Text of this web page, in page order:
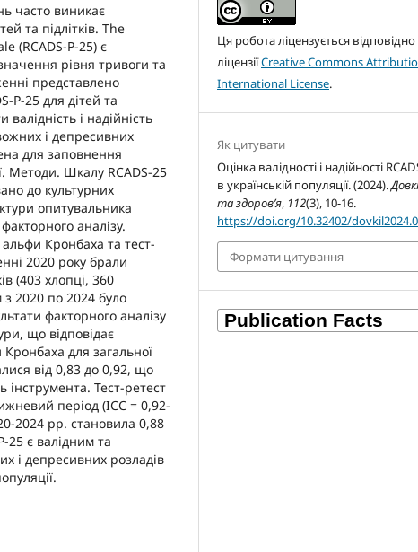
часто виникає
та підлітків. The
(RCADS-P-25) є
рівня тривоги та
представлено
P-25 для дітей та
валідність і надійність
і депресивних
для заповнення
Методи. Шкалу RCADS-25
до культурних
опитувальника
аналізу.
Кронбаха та тест-
2020 року брали
(403 хлопці, 360
з 2020 по 2024 було
факторного аналізу
що відповідає
Кронбаха для загальної
від 0,83 до 0,92, що
інструмента. Тест-ретест
період (ICC = 0,92-
2024 рр. становила 0,88
25 є валідним та
і депресивних розладів
Ця робота ліцензується
ліцензіїCreative Commons
International License.
Як цитувати
Оцінка валідності і надійності
в українській популяції. (2024).
та здоров’я, 112(3), 10-16.
https://doi.org/10.32402/
Формати цитування